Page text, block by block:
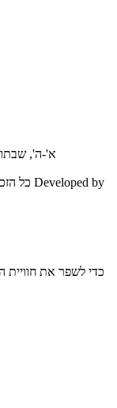
א'-ה', שבתות וחגים- 21:00-
כל Developed by